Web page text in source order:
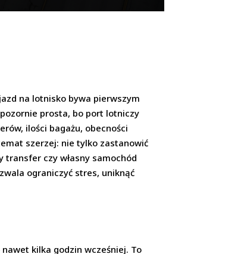
na lotnisko bywa pierwszym
prosta, bo port lotniczy
ilości bagażu, obecności
szerzej: nie tylko zastanowić
czy własny samochód
ograniczyć stres, uniknąć
kilka godzin wcześniej. To